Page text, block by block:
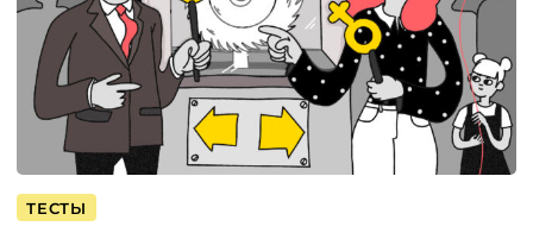
ТЕСТЫ